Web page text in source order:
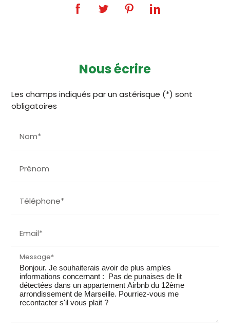
Nous écrire
Les champs indiqués par un astérisque (*) sont
obligatoires
Nom*
Prénom
Téléphone*
Email*
Message*